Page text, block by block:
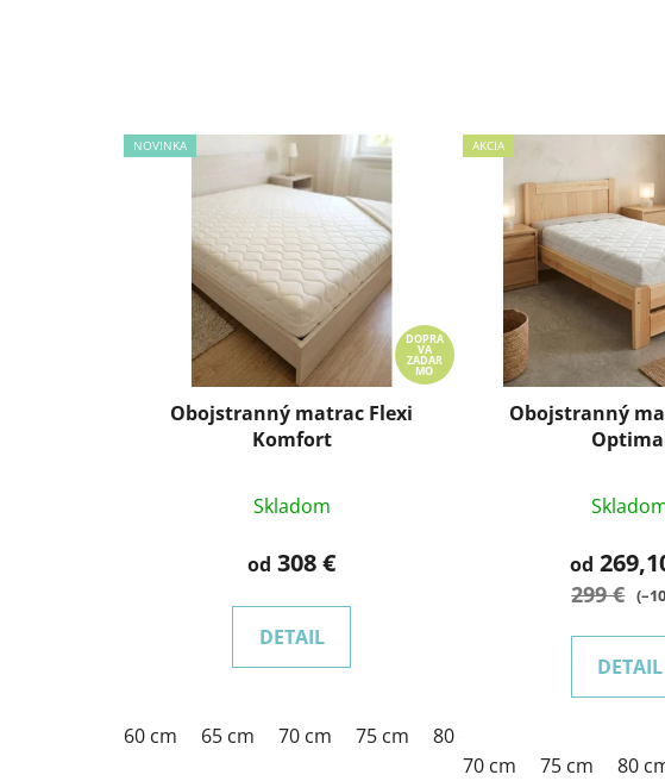
NOVINKA
DOPRA
VA
ZADAR
MO
Obojstranný matrac Flexi
Komfort
Skladom
od 308 €
DETAIL
60 cm 65 cm 70 cm 75 cm 80 cm
AKCIA
Obojstranný
od
299 €
DETAIL
70 cm 75 cm 80